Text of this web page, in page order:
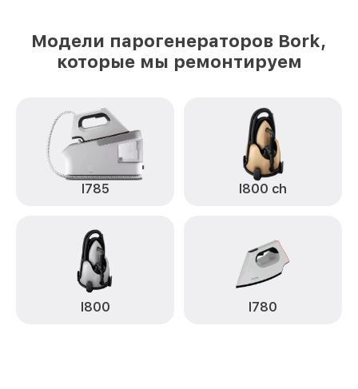
Модели парогенераторов Bork,
которые мы ремонтируем
I785 I800 ch
I800 I780